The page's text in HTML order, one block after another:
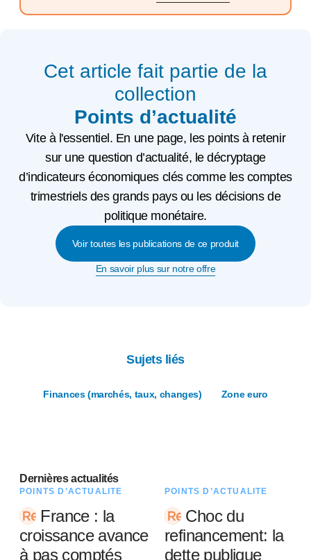
Cet article fait partie de la
collection
Points d’actualité
Vite à l'essentiel. En une page, les points à retenir
sur une question d’actualité, le décryptage
d’indicateurs économiques clés comme les comptes
trimestriels des grands pays ou les décisions de
politique monétaire.
Voir toutes les publications de ce produit
En savoir plus sur notre offre
Sujets liés
Finances (marchés, taux, changes) Zone euro
Dernières actualités
POINTS D’ACTUALITÉ
France : la
croissance avance
à pas comptés
POINTS D’ACTUALITÉ
Choc du
refinancement: la
dette publique